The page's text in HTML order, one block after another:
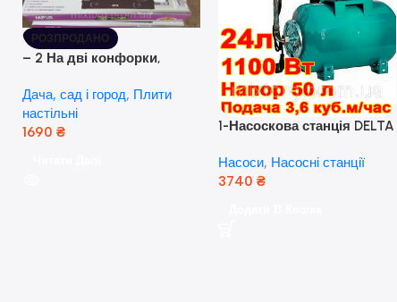
РОЗПРОДАНО
– 2 На дві конфорки,
розпалюванням.
Дача, сад і город, Плити
настільні
1690 ₴
1-Насоскова станція DELTA
кВт) ( Польща)
Насоси, Насосні станції
3740 ₴